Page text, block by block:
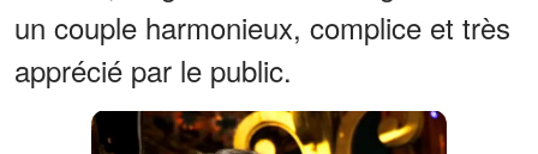
un couple harmonieux, complice et très
apprécié par le public.